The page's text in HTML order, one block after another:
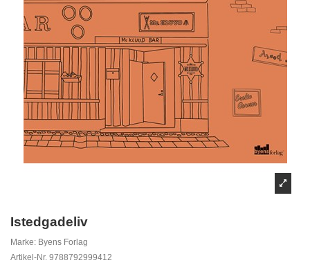
Istedgadeliv
Marke: Byens Forlag
Artikel-Nr. 9788792999412